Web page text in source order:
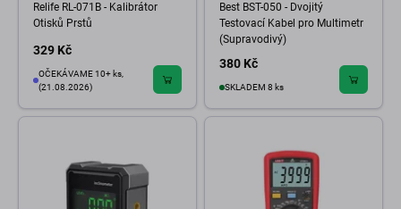
Relife RL-071B - Kalibrátor
Otisků Prstů
329 Kč
OČEKÁVAME 10+ ks,
(21.08.2026)
Best BST-050 - Dvojitý
Testovací Kabel pro Multimetr
(Supravodivý)
380 Kč
SKLADEM 8 ks